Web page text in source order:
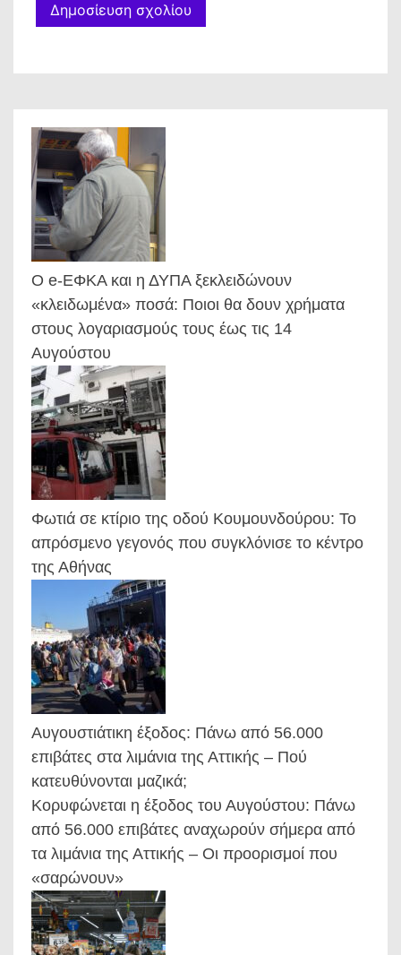
Ο e-ΕΦΚΑ και η ΔΥΠΑ ξεκλειδώνουν
«κλειδωμένα» ποσά: Ποιοι θα δουν χρήματα
στους λογαριασμούς τους έως τις 14
Αυγούστου
Φωτιά σε κτίριο της οδού Κουμουνδούρου: Το
απρόσμενο γεγονός που συγκλόνισε το κέντρο
της Αθήνας
Αυγουστιάτικη έξοδος: Πάνω από 56.000
επιβάτες στα λιμάνια της Αττικής – Πού
κατευθύνονται μαζικά;
Κορυφώνεται η έξοδος του Αυγούστου: Πάνω
από 56.000 επιβάτες αναχωρούν σήμερα από
τα λιμάνια της Αττικής – Οι προορισμοί που
«σαρώνουν»